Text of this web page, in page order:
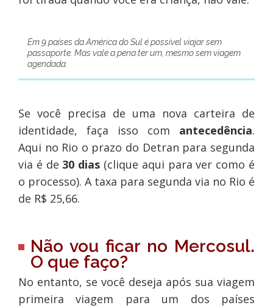
Em 9 países da América do Sul é possível viajar sem
passaporte. Mas vale a pena ter um, mesmo sem viagem
agendada.
Se você precisa de uma nova carteira de
identidade, faça isso com antecedência.
Aqui no Rio o prazo do Detran para segunda
via é de 30 dias (clique aqui para ver como é
o processo). A taxa para segunda via no Rio é
de R$ 25,66.
Não vou ficar no Mercosul.
O que faço?
No entanto, se você deseja após sua viagem
primeira viagem para um dos países